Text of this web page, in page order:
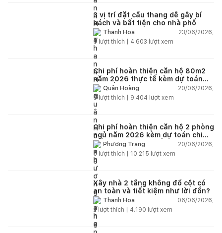
3 vị trí đặt cầu thang dễ gây bí
bách và bất tiện cho nhà phố
Thanh Hoa
23/06/2026,
5 lượt thích | 4.603 lượt xem
Chi phí hoàn thiện căn hộ 80m2
năm 2026 thực tế kèm dự toán
chi tiết từng hạng mục
Quân Hoàng
20/06/2026,
9lượt thích | 9.404 lượt xem
Chi phí hoàn thiện căn hộ 2 phòng
ngủ năm 2026 kèm dự toán chi
tiết và ví dụ thực tế
Phương Trang
20/06/2026,
5 lượt thích | 10.215 lượt xem
Xây nhà 2 tầng không đổ cột có
an toàn và tiết kiệm như lời đồn?
Thanh Hoa
06/06/2026,
2lượt thích | 4.190 lượt xem